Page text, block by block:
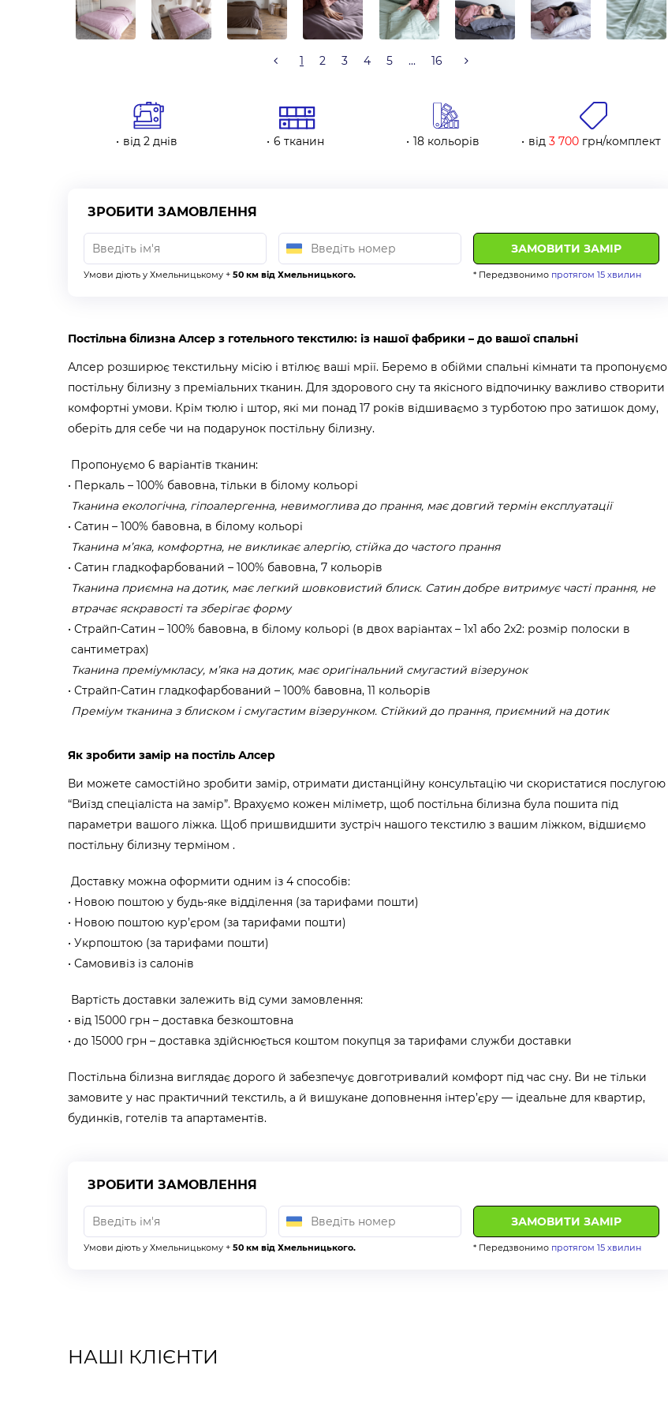
1 2 3 4 5 ... 16
від 2 днів 6 тканин 18 кольорів від3 700 грн/комплект
ЗРОБИТИ ЗАМОВЛЕННЯ
Умови діють у Хмельницькому + 50 км від Хмельницького. * Передзвонимо протягом 15 хвилин
Постільна білизна Алсер з готельного текстилю: із нашої фабрики – до вашої спальні
Алсер розширює текстильну місію і втілює ваші мрії. Беремо в обійми спальні кімнати та пропонуємо
постільну білизну з преміальних тканин. Для здорового сну та якісного відпочинку важливо створити
комфортні умови. Крім тюлю і штор, які ми понад 17 років відшиваємо з турботою про затишок дому,
оберіть для себе чи на подарунок постільну білизну.
Пропонуємо 6 варіантів тканин:
Перкаль – 100% бавовна, тільки в білому кольорі
Тканина екологічна, гіпоалергенна, невимоглива до прання, має довгий термін експлуатації
Сатин – 100% бавовна, в білому кольорі
Тканина м’яка, комфортна, не викликає алергію, стійка до частого прання
Сатин гладкофарбований – 100% бавовна, 7 кольорів
Тканина приємна на дотик, має легкий шовковистий блиск. Сатин добре витримує часті прання, не
втрачає яскравості та зберігає форму
Страйп-Сатин – 100% бавовна, в білому кольорі (в двох варіантах – 1х1 або 2х2: розмір полоски в
сантиметрах)
Тканина преміумкласу, м’яка на дотик, має оригінальний смугастий візерунок
Страйп-Сатин гладкофарбований – 100% бавовна, 11 кольорів
Преміум тканина з блиском і смугастим візерунком. Стійкий до прання, приємний на дотик
Як зробити замір на постіль Алсер
Ви можете самостійно зробити замір, отримати дистанційну консультацію чи скористатися послугою
“Виїзд спеціаліста на замір”. Врахуємо кожен міліметр, щоб постільна білизна була пошита під
параметри вашого ліжка. Щоб пришвидшити зустріч нашого текстилю з вашим ліжком, відшиємо
постільну білизну терміном .
Доставку можна оформити одним із 4 способів:
Новою поштою у будь-яке відділення (за тарифами пошти)
Новою поштою кур’єром (за тарифами пошти)
Укрпоштою (за тарифами пошти)
Самовивіз із салонів
Вартість доставки залежить від суми замовлення:
від 15000 грн – доставка безкоштовна
до 15000 грн – доставка здійснюється коштом покупця за тарифами служби доставки
Постільна білизна виглядає дорого й забезпечує довготривалий комфорт під час сну. Ви не тільки
замовите у нас практичний текстиль, а й вишукане доповнення інтер’єру — ідеальне для квартир,
будинків, готелів та апартаментів.
ЗРОБИТИ ЗАМОВЛЕННЯ
Умови діють у Хмельницькому + 50 км від Хмельницького. * Передзвонимо протягом 15 хвилин
НАШІ КЛІЄНТИ